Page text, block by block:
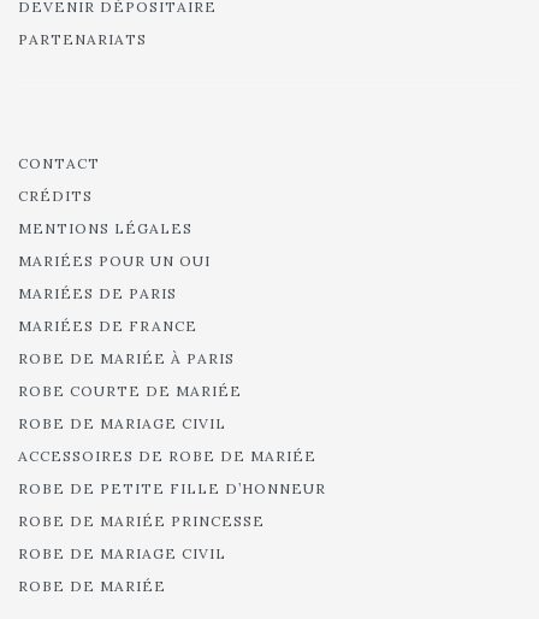
DEVENIR DÉPOSITAIRE
PARTENARIATS
CONTACT
CRÉDITS
MENTIONS LÉGALES
MARIÉES POUR UN OUI
MARIÉES DE PARIS
MARIÉES DE FRANCE
ROBE DE MARIÉE À PARIS
ROBE COURTE DE MARIÉE
ROBE DE MARIAGE CIVIL
ACCESSOIRES DE ROBE DE MARIÉE
ROBE DE PETITE FILLE D’HONNEUR
ROBE DE MARIÉE PRINCESSE
ROBE DE MARIAGE CIVIL
ROBE DE MARIÉE